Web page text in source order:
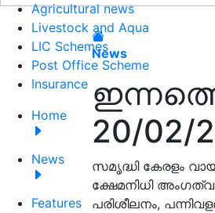
Agricultural news
Livestock and Aqua
LIC Schemes
Post Office Scheme
Insurance
Home
News
Features
News
20/02/
സമൃദ്ധി കേരളം
ക്ഷേമനിധി
പരിശീലനം,